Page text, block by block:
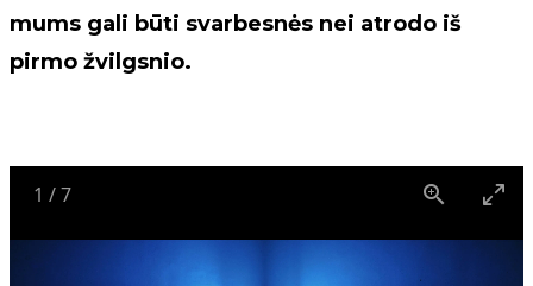
mums gali būti svarbesnės nei atrodo iš
pirmo žvilgsnio.
1 /7